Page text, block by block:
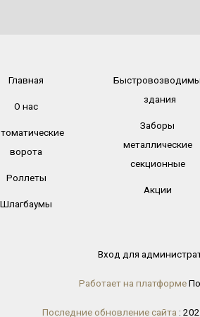
Главная
О нас
ворота
Роллеты
Шлагбаумы
здания
Заборы
металлические
секционные
Акции
Вход для
Работает на платформе
Последние обновление сайта :